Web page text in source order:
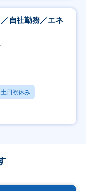
自社勤務／エネ
土日祝休み